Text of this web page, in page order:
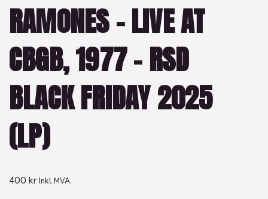
RAMONES – LIVE AT
CBGB, 1977 – RSD
BLACK FRIDAY 2025
(LP)
400 kr Inkl. MVA.